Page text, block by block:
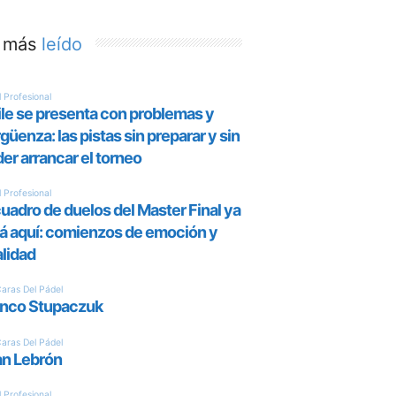
leído